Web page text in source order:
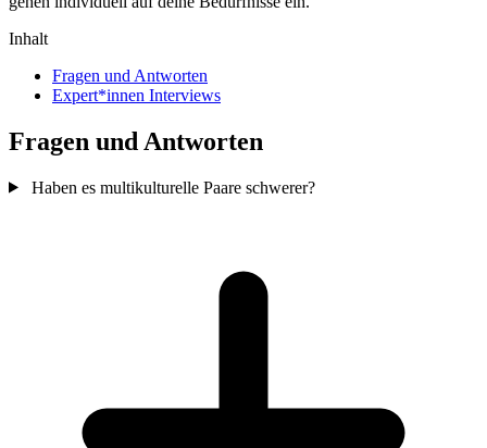
Inhalt
Fragen und Antworten
Expert*innen Interviews
Fragen und Antworten
Haben es multikulturelle Paare schwerer?